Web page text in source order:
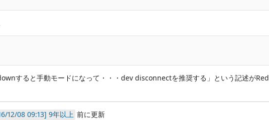
すると手動モードになって・・・dev disconnectを推奨する」という記述がRed
9年以上 前に更新